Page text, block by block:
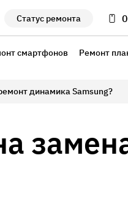
Статус ремонта
смартфонов Ремонт
динамика Samsung?